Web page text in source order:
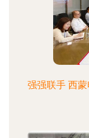
强强联手 西